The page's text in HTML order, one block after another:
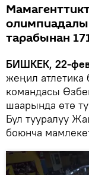
тарабынан
БИШКЕК, 22-
жеңил
командасы
шаарында өтө
Бул тууралуу
боюнча